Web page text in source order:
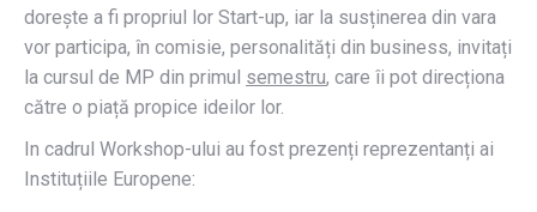
dorește a fi propriul lor Start-up, iar la susținerea din vara
vor participa, în comisie, personalități din business, invitați
la cursul de MP din primul semestru, care îi pot direcționa
către o piață propice ideilor lor.
In cadrul Workshop-ului au fost prezenți reprezentanți ai
Instituțiile Europene: